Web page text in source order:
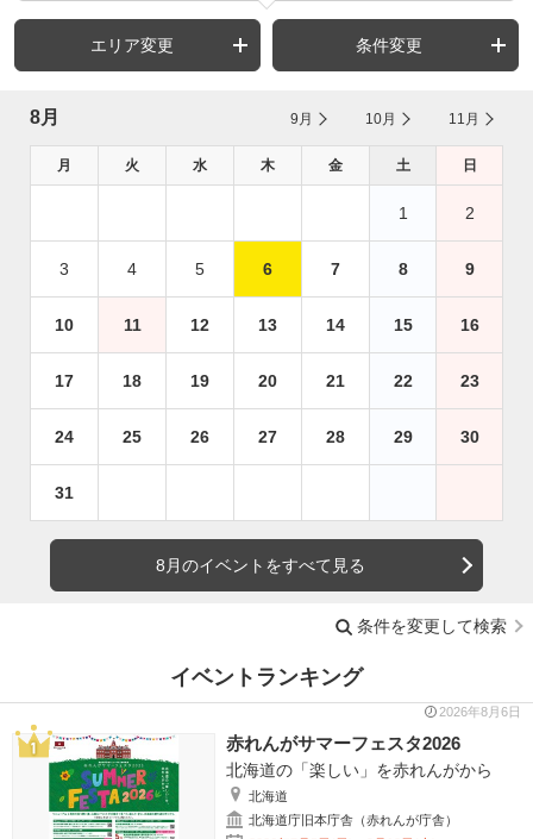
エリア変更 条件変更
8月 9月 10月 11月
月 火 水 木 金 土 日
1 2
3 4 5 6 7 8 9
10 11 12 13 14 15 16
17 18 19 20 21 22 23
24 25 26 27 28 29 30
31
8月のイベントをすべて見る
条件を変更して検索
イベントランキング
2026年8月6日
赤れんがサマーフェスタ2026
北海道の「楽しい」を赤れんがから
北海道
北海道庁旧本庁舎（赤れんが庁舎）